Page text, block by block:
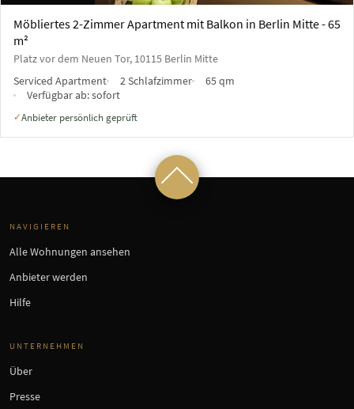
Möbliertes 2-Zimmer Apartment mit Balkon in Berlin Mitte - 65
m²
Platz vor dem Neuen Tor, 10115 Berlin Mitte
Serviced Apartment
2 Schlafzimmer
65 qm
Verfügbar ab:sofort
✓Anbieter persönlich geprüft
NAVIGIEREN
Alle Wohnungen ansehen
Anbieter werden
Hilfe
UNTERNEHMEN
Über
Presse